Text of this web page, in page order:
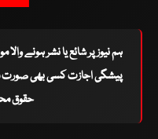
ہم نیوز پر شائع یا نشر ہونے
پیشگی اجازت کسی بھی صورت
حقوق